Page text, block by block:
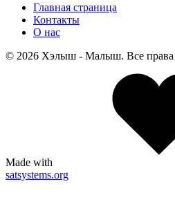
Главная страница
Контакты
О нас
© 2026 Хэлыш - Малыш. Все
Made with
satsystems.org